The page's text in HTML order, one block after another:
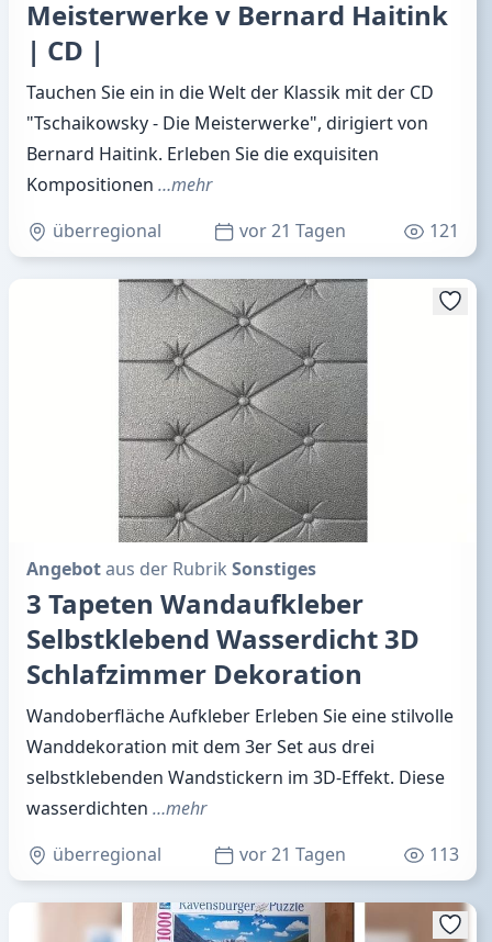
Meisterwerke v Bernard Haitink
| CD |
Tauchen Sie ein in die Welt der Klassik mit der CD
"Tschaikowsky - Die Meisterwerke", dirigiert von
Bernard Haitink. Erleben Sie die exquisiten
Kompositionen …mehr
überregional
vor 21 Tagen 121
Angebotaus der Rubrik Sonstiges
3 Tapeten Wandaufkleber
Selbstklebend Wasserdicht 3D
Schlafzimmer Dekoration
Wandoberfläche Aufkleber Erleben Sie eine stilvolle
Wanddekoration mit dem 3er Set aus drei
selbstklebenden Wandstickern im 3D-Effekt. Diese
wasserdichten …mehr
überregional
vor 21 Tagen 113